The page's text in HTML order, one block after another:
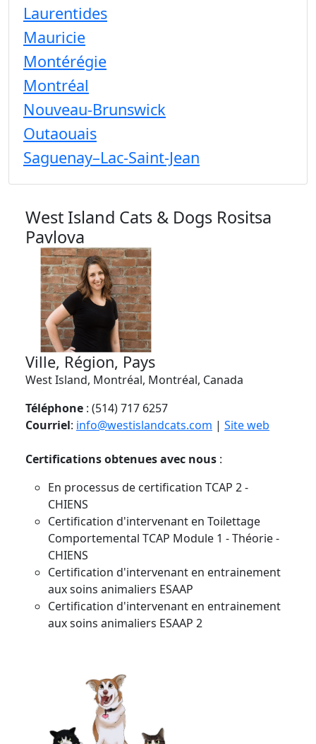
Laurentides
Mauricie
Montérégie
Montréal
Nouveau-Brunswick
Outaouais
Saguenay–Lac-Saint-Jean
West Island Cats & Dogs Rositsa
Pavlova
Ville, Région, Pays
West Island, Montréal, Montréal, Canada
Téléphone : (514) 717 6257
Courriel: info@westislandcats.com | Site web
Certifications obtenues avec nous :
En processus de certification TCAP 2 -
CHIENS
Certification d'intervenant en Toilettage
Comportemental TCAP Module 1 - Théorie -
CHIENS
Certification d'intervenant en entrainement
aux soins animaliers ESAAP
Certification d'intervenant en entrainement
aux soins animaliers ESAAP 2